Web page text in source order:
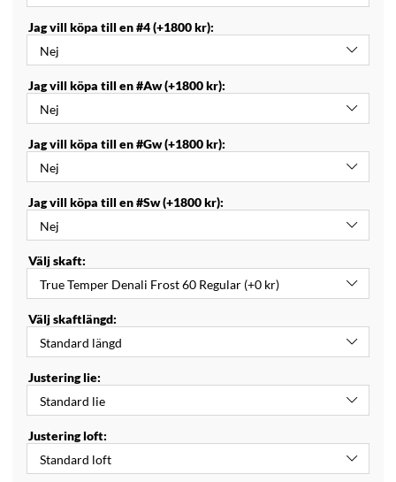
Jag vill köpa till en #4 (+1800 kr):
Jag vill köpa till en #Aw (+1800 kr):
Jag vill köpa till en #Gw (+1800 kr):
Jag vill köpa till en #Sw (+1800 kr):
Välj skaft:
Välj skaftlängd:
Justering lie:
Justering loft: